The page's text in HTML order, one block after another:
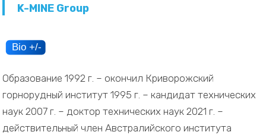
K-MINE Group
Образование 1992 г. – окончил Криворожский
горнорудный институт 1995 г. – кандидат технических
наук 2007 г. – доктор технических наук 2021 г. –
действительный член Австралийского института